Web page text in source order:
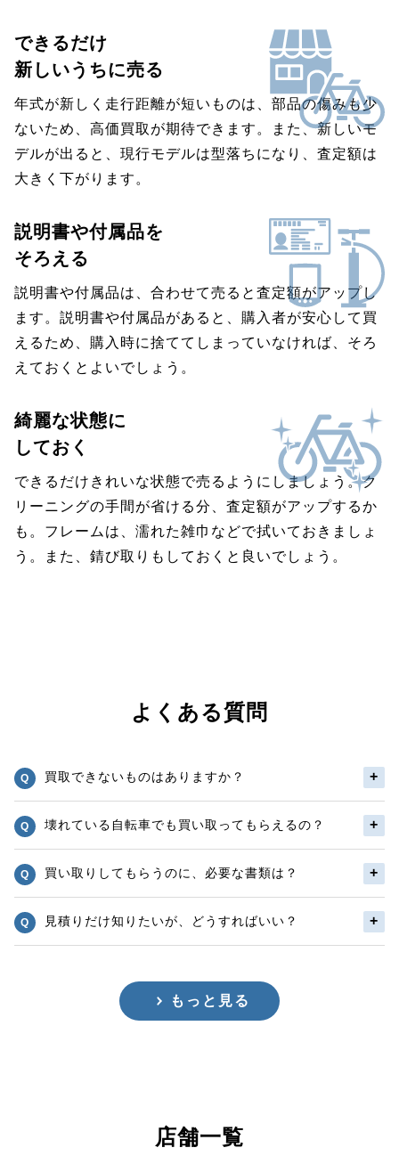
できるだけ
新しいうちに売る
年式が新しく走行距離が短いものは、部品の傷みも少
ないため、高価買取が期待できます。また、新しいモ
デルが出ると、現行モデルは型落ちになり、査定額は
大きく下がります。
説明書や付属品を
そろえる
説明書や付属品は、合わせて売ると査定額がアップし
ます。説明書や付属品があると、購入者が安心して買
えるため、購入時に捨ててしまっていなければ、そろ
えておくとよいでしょう。
綺麗な状態に
しておく
できるだけきれいな状態で売るようにしましょう。ク
リーニングの手間が省ける分、査定額がアップするか
も。フレームは、濡れた雑巾などで拭いておきましょ
う。また、錆び取りもしておくと良いでしょう。
よくある質問
買取できないものはありますか？
壊れている自転車でも買い取ってもらえるの？
買い取りしてもらうのに、必要な書類は？
見積りだけ知りたいが、どうすればいい？
もっと見る
店舗一覧